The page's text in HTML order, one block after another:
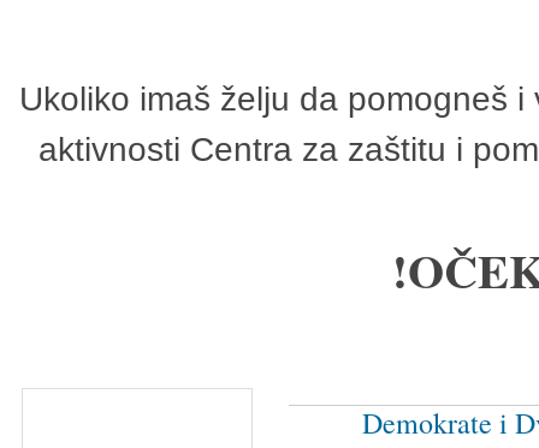
Ukoliko imaš želju da pomogneš
aktivnosti Centra za zaštitu i
Demokrate i